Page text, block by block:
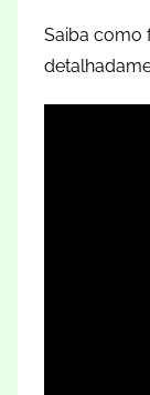
Saiba como